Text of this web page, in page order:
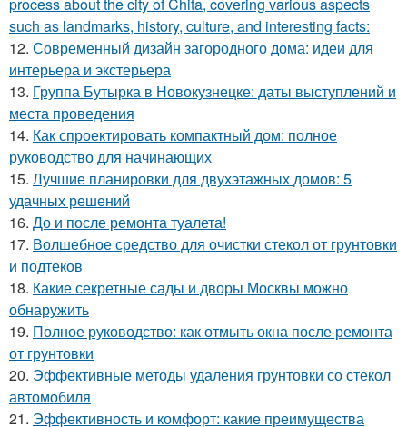
such as landmarks, history, culture, and interesting facts:
12. Современный дизайн загородного дома: идеи для
интерьера и экстерьера
13. Группа Бутырка в Новокузнецке: даты выступлений и
места проведения
14. Как спроектировать компактный дом: полное
руководство для начинающих
15. Лучшие планировки для двухэтажных домов: 5
удачных решений
16. До и после ремонта туалета!
17. Волшебное средство для очистки стекол от грунтовки
и подтеков
18. Какие секретные сады и дворы Москвы можно
обнаружить
19. Полное руководство: как отмыть окна после ремонта
от грунтовки
20. Эффективные методы удаления грунтовки со стекол
автомобиля
21. Эффективность и комфорт: какие преимущества